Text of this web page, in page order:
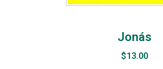
Jonás
$13.00